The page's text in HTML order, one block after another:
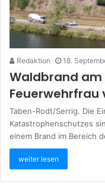
Redaktion 18.
Waldbrand am
Feuerwehrfrau
Taben-Rodt/Serrig. Die
Katastrophenschutzes
einem Brand im Bereich
weiter lesen